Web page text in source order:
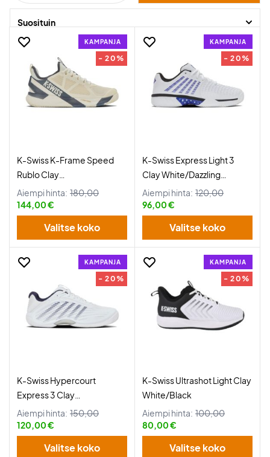
Suosituin
KAMPANJA
- 20%
K-Swiss K-Frame Speed
Rublo Clay
Egret/Turbulence
Aiempi hinta: 180,00
144,00 €
Valitse koko
KAMPANJA
- 20%
K-Swiss Express Light 3
Clay White/Dazzling
Blue/Black
Aiempi hinta: 120,00
96,00 €
Valitse koko
KAMPANJA
- 20%
K-Swiss Hypercourt
Express 3 Clay
White/Peacoat/Silver
Aiempi hinta: 150,00
120,00 €
Valitse koko
KAMPANJA
- 20%
K-Swiss Ultrashot Light Clay
White/Black
Aiempi hinta: 100,00
80,00 €
Valitse koko